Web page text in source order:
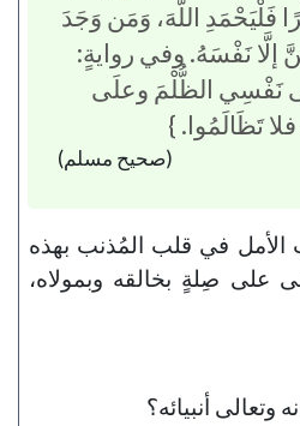
فَلْيَحْمَدِ اللَّهَ، وَمَن وَجَدَ
إلَّا نَفْسَهُ. وفي روايةٍ:
نَفْسِي الظُّلْمَ وعلَى
تَظَالَمُوا. }
(صحيح مسلم)
الأمل في قلب المُذنب بهذه
على صِلةٍ بخالقه وبمولاه،
وتعالى أنبيائه؟